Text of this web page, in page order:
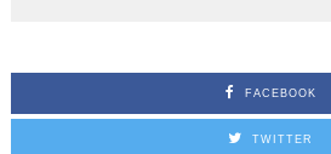
FACEBOOK
TWITTER